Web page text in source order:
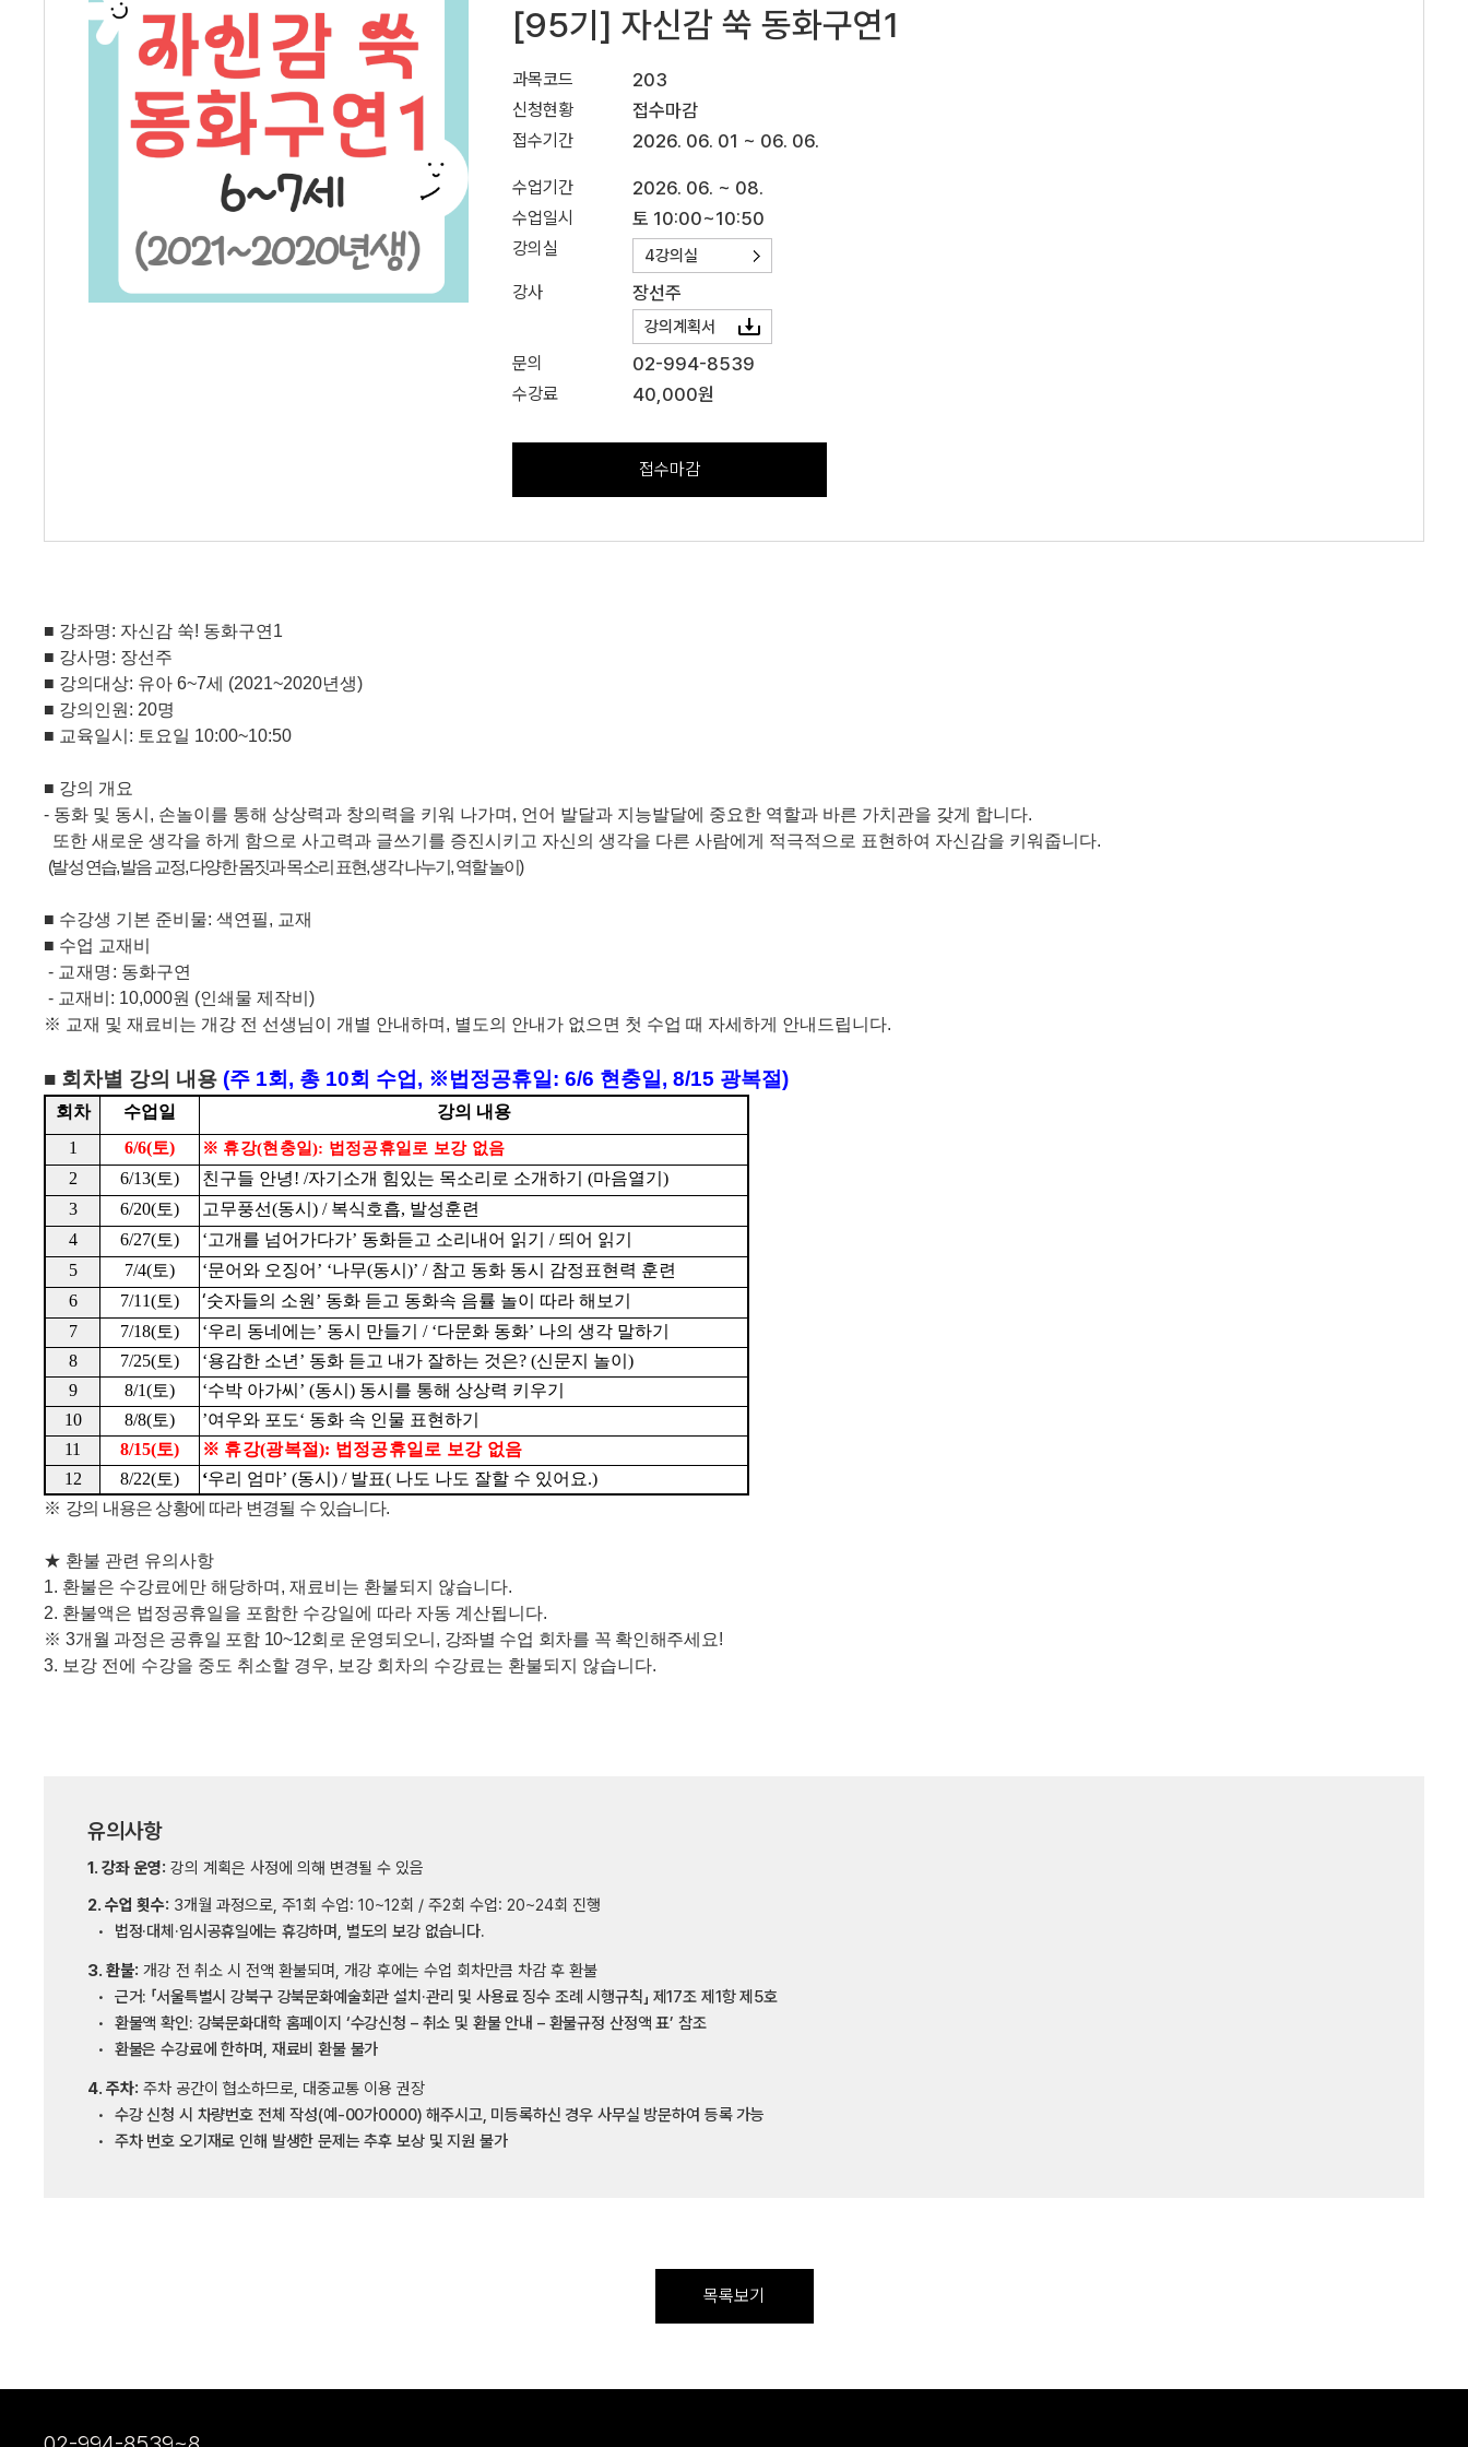
[95기] 자신감 쑥 동화구연1
과목코드 203
신청현황 접수마감
접수기간 2026. 06. 01 ~ 06. 06.
수업기간 2026. 06. ~ 08.
수업일시 토 10:00~10:50
강의실 4강의실
강사 장선주
강의계획서
문의 02-994-8539
수강료 40,000원
접수마감
■ 강좌명: 자신감 쑥! 동화구연 1
■ 강사명: 장선주
■ 강의대상: 유아 6~7세 (2021~2020년생)
■ 강의인원 : 20명
■ 교육일시 : 토요일 10:00~10:50
■ 강의 개요
- 동화 및 동시 , 손놀이를 통해 상상력과 창의력을 키워 나가며 , 언어 발달과 지능발달에 중요한 역할과 바른 가치관을 갖게 합니다.
또한 새로운 생각을 하게 함으로 사고력과 글쓰기를 증진시키고 자신의 생각을 다른 사람에게 적극적으로 표현하여 자신감을 키워줍니다.
(발성 연습,발음 교정,다양한 몸짓과 목소리 표현,생각 나누기 ,역할 놀이)
■ 수강생 기본 준비물: 색연필, 교재
■ 수업 교재비
- 교재명 : 동화구연
- 교재비: 10,000원 (인쇄물 제작비)
※ 교재 및 재료비는 개강 전 선생님이 개별 안내하며 , 별도의 안내가 없으면 첫 수업 때 자세하게 안내드립니다.
■ 회차별 강의 내용 (주 1회 , 총 10회 수업, ※법정공휴일: 6/6 현충일, 8/15 광복절)
회차 수업일
강의 내용
1
6/6(토) ※ 휴강(현충일): 법정공휴일로 보강 없음
2 6/13(토) 친구들 안녕! /자기소개 힘있는 목소리로 소개하기 (마음열기 )
3
6/20(토) 고무풍선(동시 ) / 복식호흡, 발성훈련
4
6/27(토) ‘고개를 넘어가다가’ 동화듣고 소리내어 읽기 / 띄어 읽기
5
7/4(토) ‘문어와 오징어 ’ ‘나무(동시 )’ / 참고 동화 동시 감정표현력 훈련
6
7/11(토) ‘숫자들의 소원 ’ 동화 듣고 동화속 음률 놀이 따라 해보기
7
7/18(토) ‘우리 동네에는’ 동시 만들기 / ‘다문화 동화’ 나의 생각 말하기
8
7/25(토) ‘용감한 소년 ’ 동화 듣고 내가 잘하는 것은? (신문지 놀이 )
9
8/1(토) ‘수박 아가씨 ’ (동시 ) 동시를 통해 상상력 키우기
10
8/8(토) ’여우와 포도‘ 동화 속 인물 표현하기
11
8/15(토) ※ 휴강(광복절): 법정공휴일로 보강 없음
12
8/22(토) ‘우리 엄마’ (동시) / 발표( 나도 나도 잘할 수 있어요.)
※ 강의 내용은 상황에 따라 변경될 수 있습니다.
★ 환불 관련 유의사항
1. 환불은 수강료에만 해당하며 , 재료비는 환불되지 않습니다.
2. 환불액은 법정공휴일을 포함한 수강일에 따라 자동 계산됩니다.
※ 3개 월 과정은 공휴일 포함 10~12회로 운영되오니 , 강좌별 수업 회차를 꼭 확인해주세요!
3. 보강 전에 수강을 중도 취소할 경우, 보강 회차의 수강료는 환불되지 않습니다.
유의사항
1. 강좌 운영: 강의 계획은 사정에 의해 변경될 수 있음
2. 수업 횟수: 3개월 과정으로, 주1회 수업: 10~12회 / 주2회 수업: 20~24회 진행
법정·대체·임시공휴일에는 휴강하며, 별도의 보강 없습니다.
3. 환불: 개강 전 취소 시 전액 환불되며, 개강 후에는 수업 회차만큼 차감 후 환불
근거: 「서울특별시 강북구 강북문화예술회관 설치·관리 및 사용료 징수 조례 시행규칙」 제17조 제1항 제5호
환불액 확인: 강북문화대학 홈페이지 ‘수강신청 – 취소 및 환불 안내 – 환불규정 산정액 표’ 참조
환불은 수강료에 한하며, 재료비 환불 불가
4. 주차: 주차 공간이 협소하므로, 대중교통 이용 권장
수강 신청 시 차량번호 전체 작성(예-00가0000) 해주시고, 미등록하신 경우 사무실 방문하여 등록 가능
주차 번호 오기재로 인해 발생한 문제는 추후 보상 및 지원 불가
목록보기